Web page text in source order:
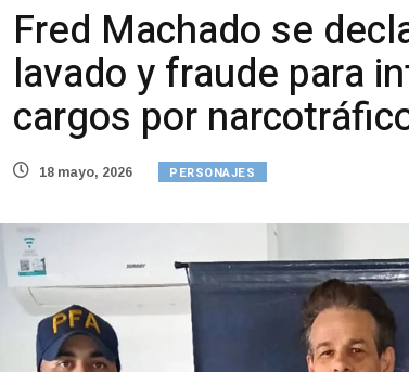
Fred Machado se
lavado y fraude para
cargos por
18 mayo, 2026 PERSONAJES